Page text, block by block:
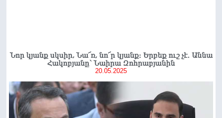
Նոր կյանք սկսիր, Նա՜ռ, նո՜ր կյանք։ Երբեք ուշ չէ․ Աննա
Հակոբյանը՝ Նաիրա Զոհրաբյանին
20.05.2025